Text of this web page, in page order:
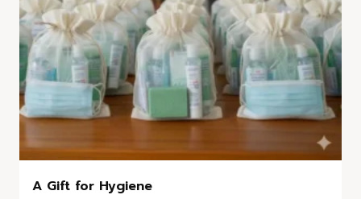
A Gift for Hygiene